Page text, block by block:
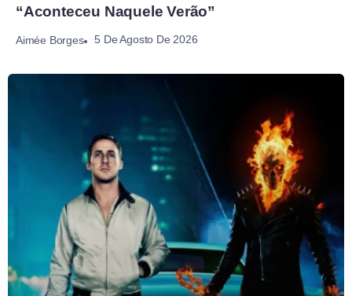
“Aconteceu Naquele Verão”
Aimée Borges 5 De Agosto De 2026